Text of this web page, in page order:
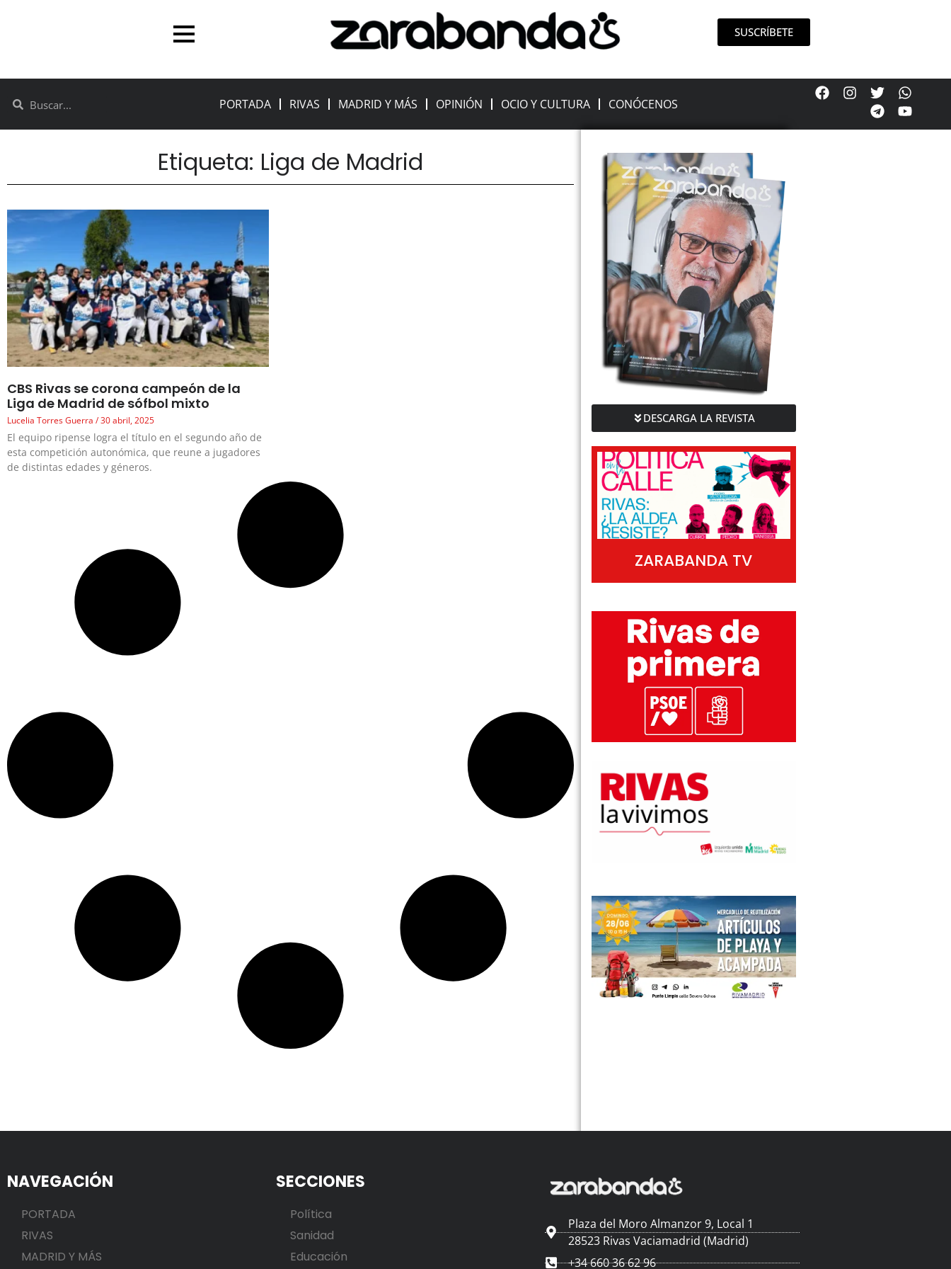
SUSCRÍBETE
PORTADA RIVAS MADRID Y MÁS OPINIÓN OCIO Y CULTURA CONÓCENOS
Etiqueta: Liga de Madrid
CBS Rivas se corona campeón de la
Liga de Madrid de sófbol mixto
Lucelia Torres Guerra 30 abril, 2025
El equipo ripense logra el título en el segundo año de
esta competición autonómica, que reune a jugadores
de distintas edades y géneros.
DESCARGA LA REVISTA
ZARABANDA TV
NAVEGACIÓN
PORTADA
RIVAS
MADRID Y MÁS
SECCIONES
Política
Sanidad
Educación
Plaza del Moro Almanzor 9, Local 1
28523 Rivas Vaciamadrid (Madrid)
+34 660 36 62 96